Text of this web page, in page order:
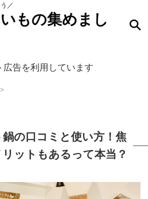
／
もの集めまし
告を利用しています
>
の口コミと使い方！焦
ットもあるって本当？